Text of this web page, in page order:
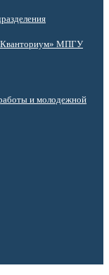
МПГУ
и молодежной